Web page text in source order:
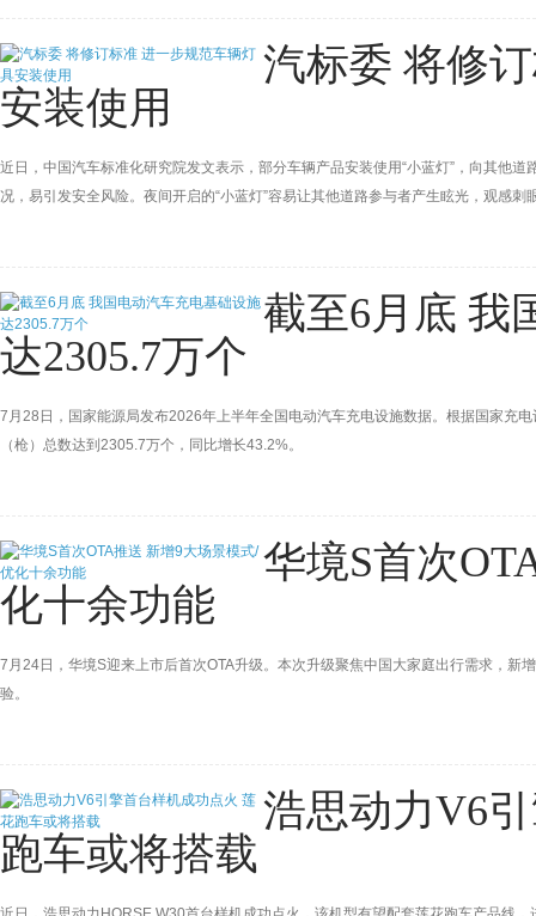
汽标委 将修
安装使用
近日，中国汽车标准化研究院发文表示，部分车辆产品安装使用“小蓝灯”，向其他
况，易引发安全风险。夜间开启的“小蓝灯”容易让其他道路参与者产生眩光，观感
截至6月底 我
达2305.7万个
7月28日，国家能源局发布2026年上半年全国电动汽车充电设施数据。根据国家充
（枪）总数达到2305.7万个，同比增长43.2%。
华境S首次
化十余功能
7月24日，华境S迎来上市后首次OTA升级。本次升级聚焦中国大家庭出行需求，
验。
浩思动力V6
跑车或将搭载